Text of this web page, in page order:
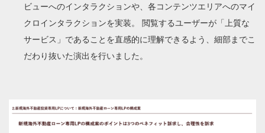
ビューへのインタラクションや、各コンテンツエリアへのマイ
クロインタラクションを実装。 閲覧するユーザーが「上質な
サービス」であることを直感的に理解できるよう、細部までこ
だわり抜いた演出を行いました。